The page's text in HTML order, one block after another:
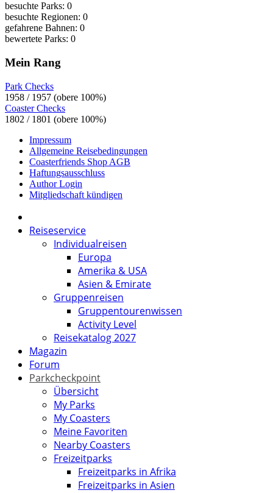
besuchte Parks: 0
besuchte Regionen: 0
gefahrene Bahnen: 0
bewertete Parks: 0
Mein Rang
Park Checks
1958 / 1957 (obere 100%)
Coaster Checks
1802 / 1801 (obere 100%)
Impressum
Allgemeine Reisebedingungen
Coasterfriends Shop AGB
Haftungsausschluss
Author Login
Mitgliedschaft kündigen
Reiseservice
Individualreisen
Europa
Amerika & USA
Asien & Emirate
Gruppenreisen
Gruppentourenwissen
Activity Level
Reisekatalog 2027
Magazin
Forum
Parkcheckpoint
Übersicht
My Parks
My Coasters
Meine Favoriten
Nearby Coasters
Freizeitparks
Freizeitparks in Afrika
Freizeitparks in Asien